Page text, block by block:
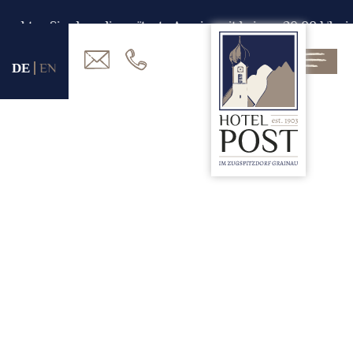
DE EN
Sie, dass die späteste Anreisezeit bei uns 20.00 Uhr